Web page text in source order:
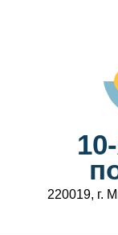
220019, г.